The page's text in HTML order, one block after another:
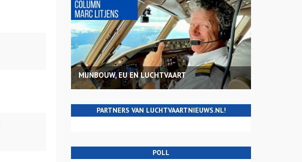
MIJNBOUW, EU EN LUCHTVAART
PARTNERS VAN LUCHTVAARTNIEUWS.NL!
POLL